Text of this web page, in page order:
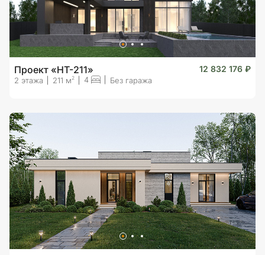
Проект «HT-211» 12 832 176 ₽
2 этажа 211 м2 4 Без гаража